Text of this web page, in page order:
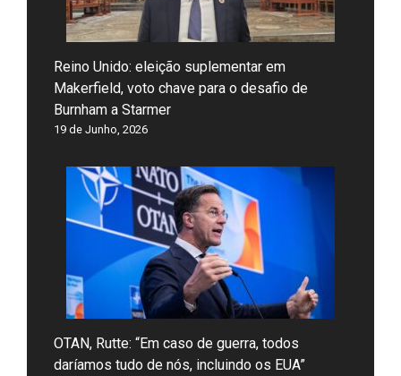
Reino Unido: eleição suplementar em
Makerfield, voto chave para o desafio de
Burnham a Starmer
19 de Junho, 2026
OTAN, Rutte: “Em caso de guerra, todos
daríamos tudo de nós, incluindo os EUA”